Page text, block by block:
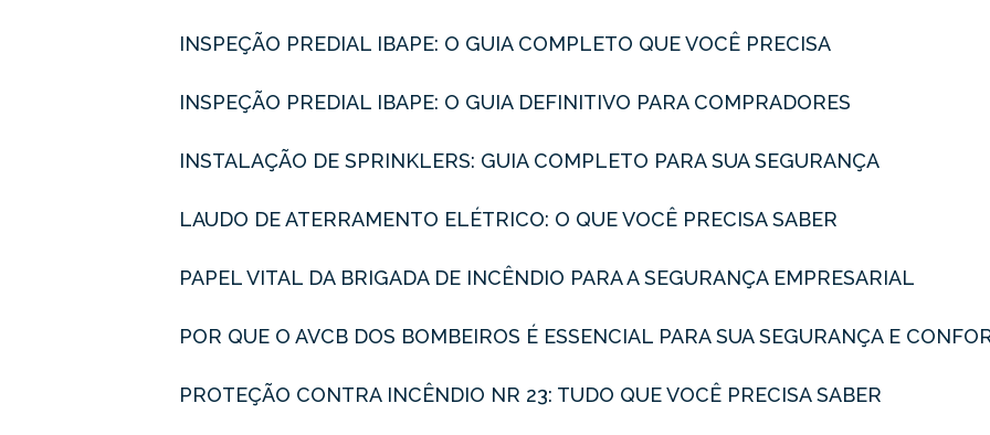
INSPEÇÃO PREDIAL IBAPE: O GUIA COMPLETO QUE VOCÊ PRECISA
INSPEÇÃO PREDIAL IBAPE: O GUIA DEFINITIVO PARA COMPRADORES
INSTALAÇÃO DE SPRINKLERS: GUIA COMPLETO PARA SUA SEGURANÇA
LAUDO DE ATERRAMENTO ELÉTRICO: O QUE VOCÊ PRECISA SABER
PAPEL VITAL DA BRIGADA DE INCÊNDIO PARA A SEGURANÇA EMPRESARIAL
POR QUE O AVCB DOS BOMBEIROS É ESSENCIAL PARA SUA SEGURANÇA E
PROTEÇÃO CONTRA INCÊNDIO NR 23: TUDO QUE VOCÊ PRECISA SABER